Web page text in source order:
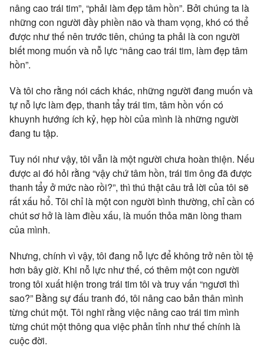
nâng cao trái tim”, “phải làm đẹp tâm hồn”. Bởi chúng ta là
những con người đầy phiền não và tham vọng, khó có thể
được như thế nên trước tiên, chúng ta phải là con người
biết mong muốn và nỗ lực “nâng cao trái tim, làm đẹp tâm
hồn”.
Và tôi cho rằng nói cách khác, những người đang muốn và
tự nỗ lực làm đẹp, thanh tẩy trái tim, tâm hồn vốn có
khuynh hướng ích kỷ, hẹp hòi của mình là những người
đang tu tập.
Tuy nói như vậy, tôi vẫn là một người chưa hoàn thiện. Nếu
được ai đó hỏi rằng “vậy chứ tâm hồn, trái tim ông đã được
thanh tẩy ở mức nào rồi?”, thì thú thật câu trả lời của tôi sẽ
rất xấu hổ. Tôi chỉ là một con người bình thường, chỉ cần có
chút sơ hở là làm điều xấu, là muốn thỏa mãn lòng tham
của mình.
Nhưng, chính vì vậy, tôi đang nỗ lực để không trở nên tồi tệ
hơn bây giờ. Khi nỗ lực như thế, có thêm một con người
trong tôi xuất hiện trong trái tim tôi và truy vấn “ngươi thì
sao?” Bằng sự đấu tranh đó, tôi nâng cao bản thân mình
từng chút một. Tôi nghĩ rằng việc nâng cao trái tim mình
từng chút một thông qua việc phản tỉnh như thế chính là
cuộc đời.